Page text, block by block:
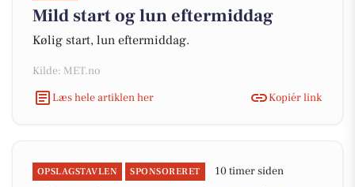
Mild start og lun eftermiddag
Kølig start, lun eftermiddag.
Kilde: MET.no
Læs hele artiklen her
Kopiér link
OPSLAGSTAVLEN SPONSORERET 10 timer siden